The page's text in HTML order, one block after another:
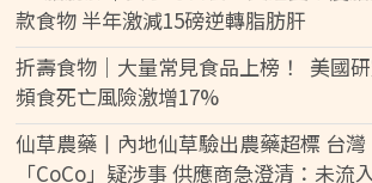
款食物 半年激減15磅逆轉脂肪肝
折壽食物｜大量常見食品上榜！ 美國
頻食死亡風險激增17%
仙草農藥丨內地仙草驗出農藥超標 台
「CoCo」疑涉事 供應商急澄清：未流